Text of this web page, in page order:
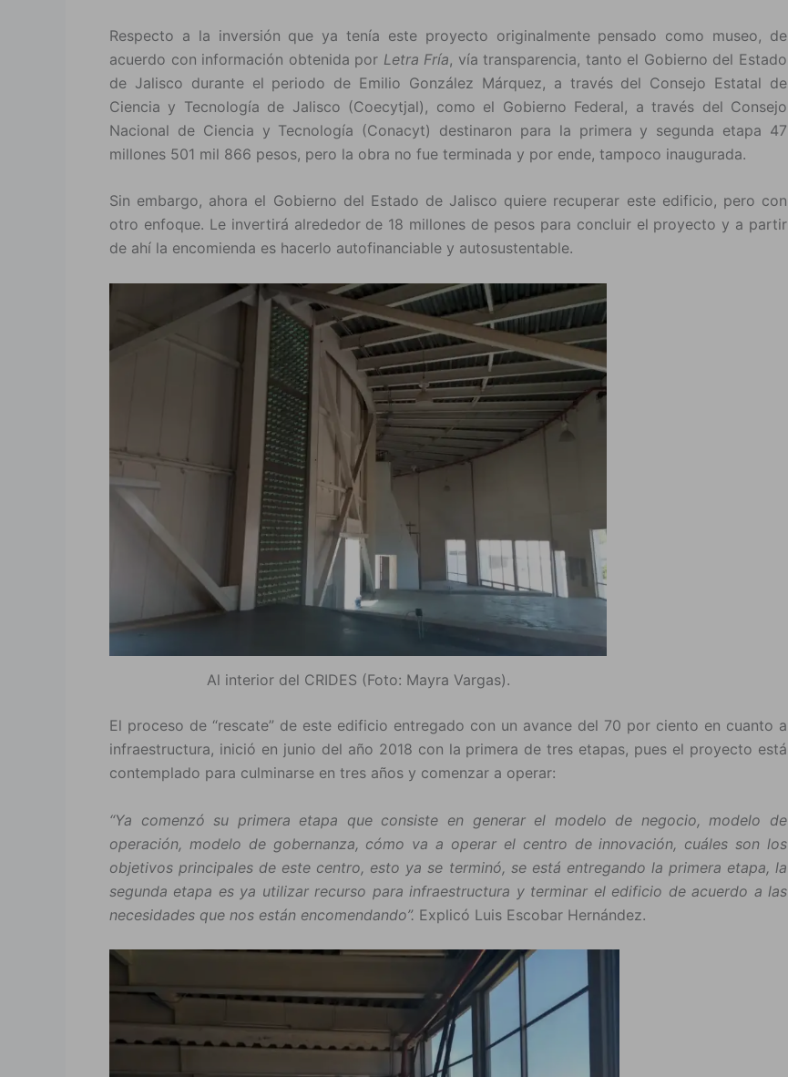
Respecto a la inversión que ya tenía este proyecto originalmente pensado como museo, de
acuerdo con información obtenida por Letra Fría, vía transparencia, tanto el Gobierno del Estado
de Jalisco durante el periodo de Emilio González Márquez, a través del Consejo Estatal de
Ciencia y Tecnología de Jalisco (Coecytjal), como el Gobierno Federal, a través del Consejo
Nacional de Ciencia y Tecnología (Conacyt) destinaron para la primera y segunda etapa 47
millones 501 mil 866 pesos, pero la obra no fue terminada y por ende, tampoco inaugurada.
Sin embargo, ahora el Gobierno del Estado de Jalisco quiere recuperar este edificio, pero con
otro enfoque. Le invertirá alrededor de 18 millones de pesos para concluir el proyecto y a partir
de ahí la encomienda es hacerlo autofinanciable y autosustentable.
Al interior del CRIDES (Foto: Mayra Vargas).
El proceso de “rescate” de este edificio entregado con un avance del 70 por ciento en cuanto a
infraestructura, inició en junio del año 2018 con la primera de tres etapas, pues el proyecto está
contemplado para culminarse en tres años y comenzar a operar:
“Ya comenzó su primera etapa que consiste en generar el modelo de negocio, modelo de
operación, modelo de gobernanza, cómo va a operar el centro de innovación, cuáles son los
objetivos principales de este centro, esto ya se terminó, se está entregando la primera etapa, la
segunda etapa es ya utilizar recurso para infraestructura y terminar el edificio de acuerdo a las
necesidades que nos están encomendando”. Explicó Luis Escobar Hernández.